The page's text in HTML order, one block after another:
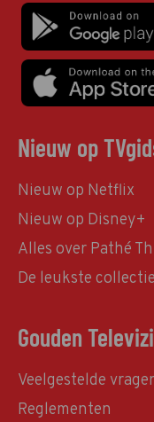
Nieuw op
Nieuw op Netflix
Nieuw op Disney+
Alles over Pathé
De leukste
Gouden
Veelgestelde
Reglementen